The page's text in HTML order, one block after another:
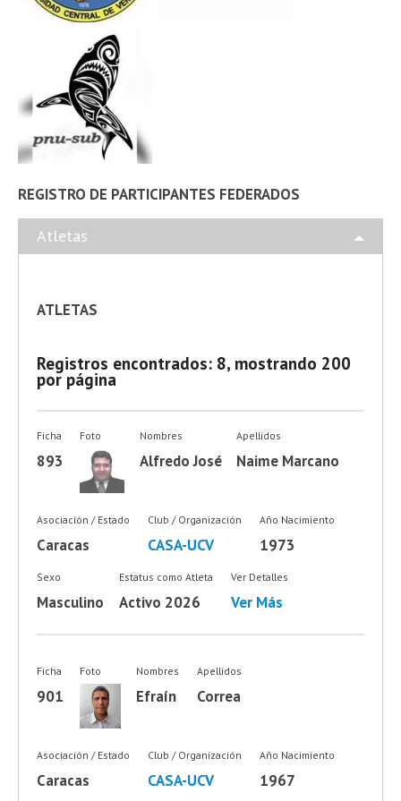
REGISTRO DE PARTICIPANTES FEDERADOS
Atletas
ATLETAS
Registros encontrados: 8, mostrando 200
por página
Ficha
893
Foto Nombres
Alfredo José
Apellidos
Naime Marcano
Asociación / Estado
Caracas
Club / Organización
CASA-UCV
Año Nacimiento
1973
Sexo
Masculino
Estatus como Atleta
Activo 2026
Ver Detalles
Ver Más
Ficha
901
Foto Nombres
Efraín
Apellidos
Correa
Asociación / Estado
Caracas
Club / Organización
CASA-UCV
Año Nacimiento
1967